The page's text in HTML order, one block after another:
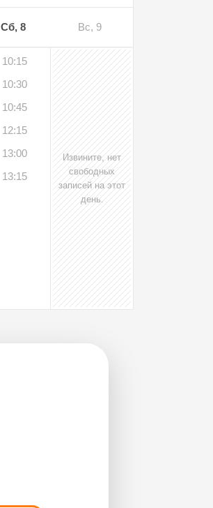
Сб, 8 Вс, 9
10:15
10:30
10:45
12:15
13:00
13:15
Извините, нет
свободных
записей на этот
день.